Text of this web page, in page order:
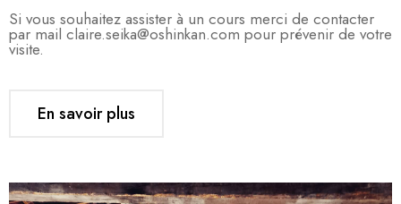
Si vous souhaitez assister à un cours merci de contacter
par mail claire.seika@oshinkan.com pour prévenir de votre
visite.
En savoir plus